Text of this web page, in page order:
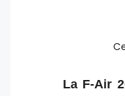
La F-Air